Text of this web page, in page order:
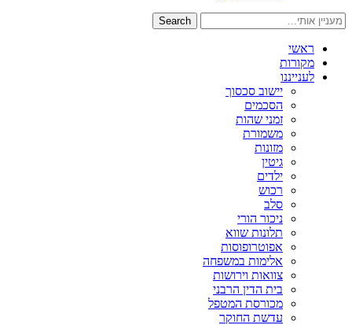
Search
ראשי
מקורות
לענייננו
יישוב סכסוך
הסכמים
זמני שהות
משמורת
מזונות
גיטין
ילדים
רכוש
סלב
ניכור הורי
תלונות שווא
אפוטרופוסות
אלימות במשפחה
צוואות וירושות
בית הדין הרבני
מכורסת המטפל
עדשת החוקר